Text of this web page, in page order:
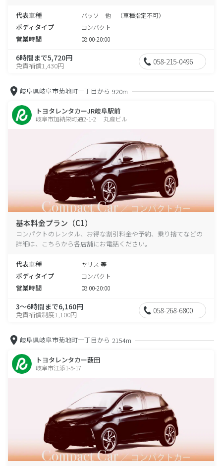
代表車種 パッソ 他 （車種指定不可）
ボディタイプ コンパクト
営業時間 08:00-20:00
6時間まで5,720円
免責補償1,430円 058-215-0496
岐阜県岐阜市菊地町一丁目から 920m
トヨタレンタカーJR岐阜駅前
岐阜市加納栄町通2-1-2 丸産ビル
基本料金プラン（C1）
コンパクトのレンタル、お得な割引料金や予約、乗り捨てなどの
詳細は、こちらから各店舗にお電話ください。
代表車種 ヤリス 等
ボディタイプ コンパクト
営業時間 08:00-20:00
3～6時間まで6,160円
免責補償制度1,100円 058-268-6800
岐阜県岐阜市菊地町一丁目から 2154m
トヨタレンタカー薮田
岐阜市江添1-5-17